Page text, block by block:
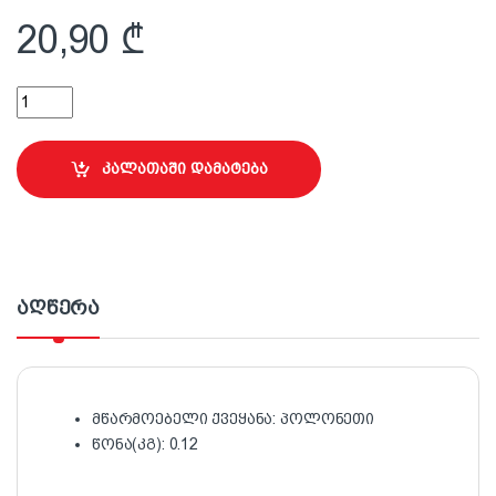
20,90 ₾
25 სმ ლილვაკის ბალიში Maxprofi quantity
კალათაში დამატება
აღწერა
მწარმოებელი ქვეყანა: პოლონეთი
წონა(კგ): 0.12